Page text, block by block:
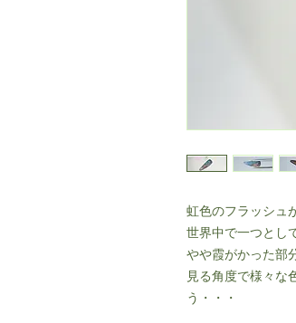
虹色のフラッシュ
世界中で一つとし
やや霞がかった部
見る角度で様々な
う・・・